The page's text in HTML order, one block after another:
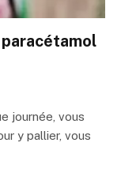
journée, vous
y pallier, vous